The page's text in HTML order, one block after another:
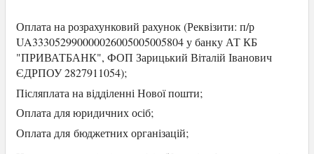
Оплата на розрахунковий рахунок (Реквізити: п/р
UA333052990000026005005005804 у банку АТ КБ
"ПРИВАТБАНК", ФОП Зарицький Віталій Іванович
ЄДРПОУ 2827911054);
Післяплата на відділенні Нової пошти;
Оплата для юридичних осіб;
Оплата для бюджетних організацій;